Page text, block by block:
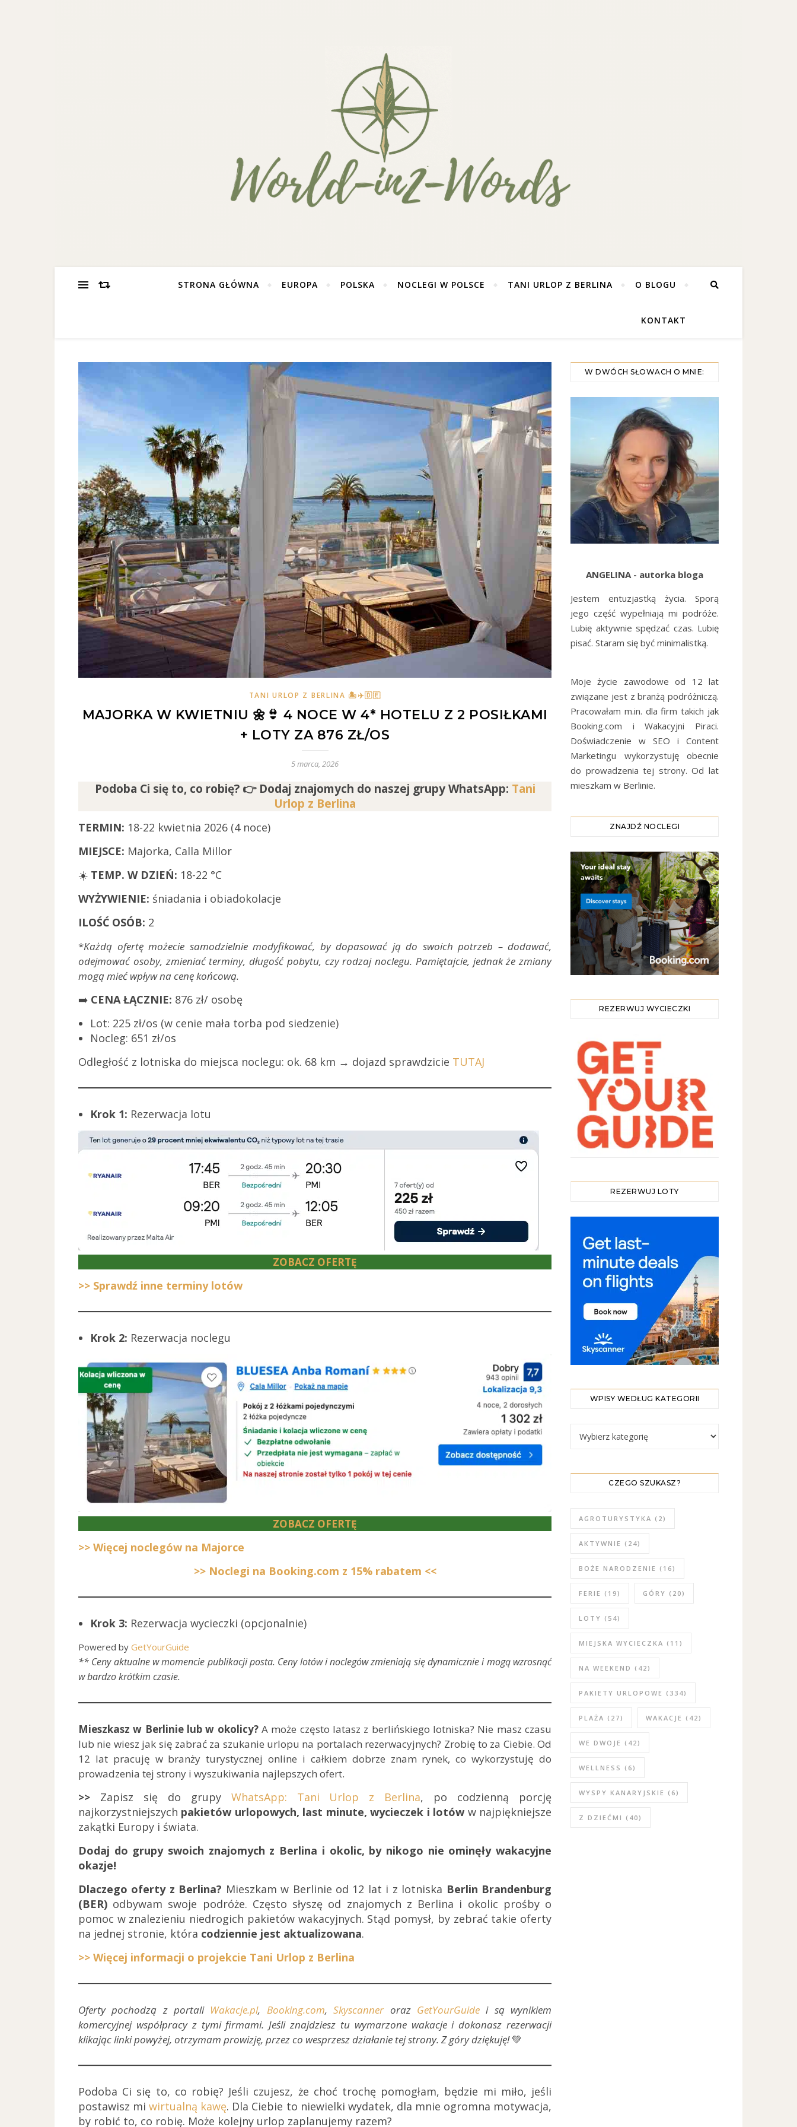
STRONA GŁÓWNA EUROPA POLSKA NOCLEGI W POLSCE TANI URLOP Z BERLINA O BLOGU
KONTAKT
TANI URLOP Z BERLINA 🏝✈️🇩🇪
MAJORKA W KWIETNIU 🌼👙 4 NOCE W 4* HOTELU Z 2 POSIŁKAMI
+ LOTY ZA 876 ZŁ/OS
5 marca, 2026
Podoba Ci się to, co robię? 👉 Dodaj znajomych do naszej grupy WhatsApp: Tani
Urlop z Berlina
TERMIN: 18-22 kwietnia 2026 (4 noce)
MIEJSCE: Majorka, Calla Millor
☀️ TEMP. W DZIEŃ: 18-22 °C
WYŻYWIENIE: śniadania i obiadokolacje
ILOŚĆ OSÓB: 2
*Każdą ofertę możecie samodzielnie modyfikować, by dopasować ją do swoich potrzeb – dodawać,
odejmować osoby, zmieniać terminy, długość pobytu, czy rodzaj noclegu. Pamiętajcie, jednak że zmiany
mogą mieć wpływ na cenę końcową.
➡️ CENA ŁĄCZNIE: 876 zł/ osobę
Lot: 225 zł/os (w cenie mała torba pod siedzenie)
Nocleg: 651 zł/os
Odległość z lotniska do miejsca noclegu: ok. 68 km → dojazd sprawdzicie TUTAJ
Krok 1: Rezerwacja lotu
ZOBACZ OFERTĘ
>> Sprawdź inne terminy lotów
Krok 2: Rezerwacja noclegu
ZOBACZ OFERTĘ
>> Więcej noclegów na Majorce
>> Noclegi na Booking.com z 15% rabatem <<
Krok 3: Rezerwacja wycieczki (opcjonalnie)
Powered by GetYourGuide
** Ceny aktualne w momencie publikacji posta. Ceny lotów i noclegów zmieniają się dynamicznie i mogą wzrosnąć
w bardzo krótkim czasie.
Mieszkasz w Berlinie lub w okolicy?A może często latasz z berlińskiego lotniska? Nie masz czasu
lub nie wiesz jak się zabrać za szukanie urlopu na portalach rezerwacyjnych? Zrobię to za Ciebie. Od
12 lat pracuję w branży turystycznej online i całkiem dobrze znam rynek, co wykorzystuję do
prowadzenia tej strony i wyszukiwania najlepszych ofert.
>> Zapisz się do grupy WhatsApp: Tani Urlop z Berlina, po codzienną porcję
najkorzystniejszych pakietów urlopowych, last minute, wycieczek i lotów w najpiękniejsze
zakątki Europy i świata.
Dodaj do grupy swoich znajomych z Berlina i okolic, by nikogo nie ominęły wakacyjne
okazje!
Dlaczego oferty z Berlina? Mieszkam w Berlinie od 12 lat i z lotniska Berlin Brandenburg
(BER) odbywam swoje podróże. Często słyszę od znajomych z Berlina i okolic prośby o
pomoc w znalezieniu niedrogich pakietów wakacyjnych. Stąd pomysł, by zebrać takie oferty
na jednej stronie, która codziennie jest aktualizowana.
>> Więcej informacji o projekcie Tani Urlop z Berlina
Oferty pochodzą z portali Wakacje.pl, Booking.com,Skyscanner oraz GetYourGuidei są wynikiem
komercyjnej współpracy z tymi firmami. Jeśli znajdziesz tu wymarzone wakacje i dokonasz rezerwacji
klikając linki powyżej, otrzymam prowizję, przez co wesprzesz działanie tej strony. Z góry dziękuję!💚
Podoba Ci się to, co robię? Jeśli czujesz, że choć trochę pomogłam, będzie mi miło, jeśli
postawisz miwirtualną kawę. Dla Ciebie to niewielki wydatek, dla mnie ogromna motywacja,
by robić to, co robię. Może kolejny urlop zaplanujemy razem?
W DWÓCH SŁOWACH O MNIE:
ANGELINA - autorka bloga
Jestem entuzjastką życia. Sporą
jego część wypełniają mi podróże.
Lubię aktywnie spędzać czas. Lubię
pisać. Staram się być minimalistką.
Moje życie zawodowe od 12 lat
związane jest z branżą podróżniczą.
Pracowałam m.in. dla firm takich jak
Booking.com i Wakacyjni Piraci.
Doświadczenie w SEO i Content
Marketingu wykorzystuję obecnie
do prowadzenia tej strony. Od lat
mieszkam w Berlinie.
ZNAJDŹ NOCLEGI
REZERWUJ WYCIECZKI
REZERWUJ LOTY
WPISY WEDŁUG KATEGORII
WPISY WEDŁUG KATEGORII
CZEGO SZUKASZ?
AGROTURYSTYKA (2)
AKTYWNIE (24)
BOŻE NARODZENIE (16)
FERIE (19) GÓRY (20)
LOTY (54)
MIEJSKA WYCIECZKA (11)
NA WEEKEND (42)
PAKIETY URLOPOWE (334)
PLAŻA (27) WAKACJE (42)
WE DWOJE (42)
WELLNESS (6)
WYSPY KANARYJSKIE (6)
Z DZIEĆMI (40)